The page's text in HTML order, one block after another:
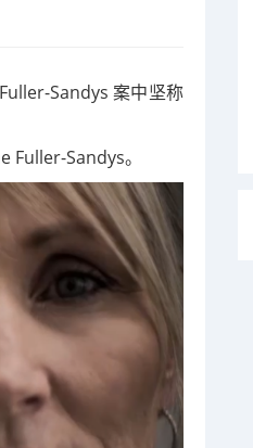
Sandys 案中坚称
Fuller-Sandys。